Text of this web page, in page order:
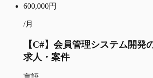
600,000円
/月
【C#】会員管理システム開発
求人・案件